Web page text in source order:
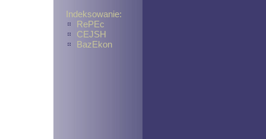
Indeksowanie:
RePEc
CEJSH
BazEkon